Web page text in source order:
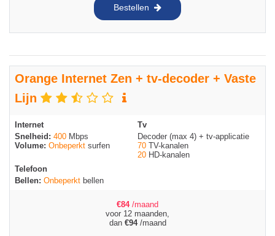
Bestellen
Orange Internet Zen + tv-decoder + Vaste
Lijn
Internet
Snelheid: 400 Mbps
Volume: Onbeperkt surfen
Tv
Decoder (max 4) + tv-applicatie
70 TV-kanalen
20 HD-kanalen
Telefoon
Bellen: Onbeperkt bellen
€84 /maand
voor 12 maanden,
dan €94/maand